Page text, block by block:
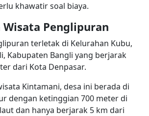
khawatir soal biaya.
Wisata Penglipuran
terletak di Kelurahan Kubu,
Kabupaten Bangli yang berjarak
dari Kota Denpasar.
Kintamani, desa ini berada di
dengan ketinggian 700 meter di
dan hanya berjarak 5 km dari